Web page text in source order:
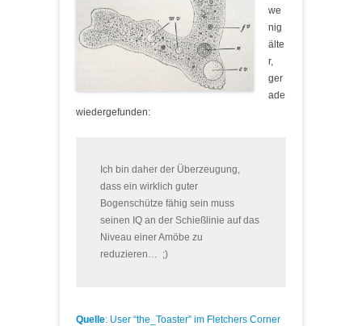
we
nig
älte
r,
ger
ade
wiedergefunden:
Ich bin daher der Überzeugung,
dass ein wirklich guter
Bogenschütze fähig sein muss
seinen IQ an der Schießlinie auf das
Niveau einer Amöbe zu
reduzieren… ;)
Quelle: User “the_Toaster” im Fletchers Corner